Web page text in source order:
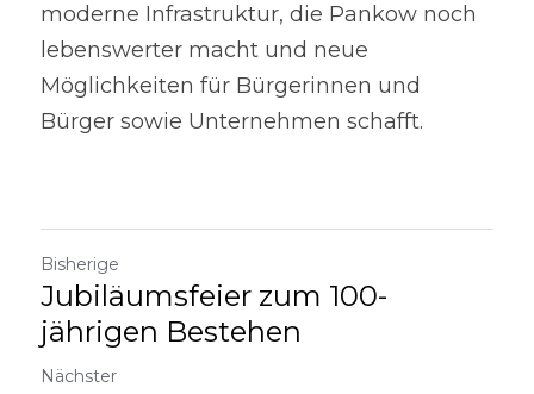
moderne Infrastruktur, die Pankow noch
lebenswerter macht und neue
Möglichkeiten für Bürgerinnen und
Bürger sowie Unternehmen schafft.
Bisherige
Jubiläumsfeier zum 100-
jährigen Bestehen
Nächster